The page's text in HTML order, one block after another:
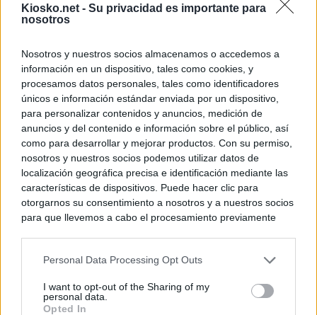
Kiosko.net - Su privacidad es importante para
nosotros
Nosotros y nuestros socios almacenamos o accedemos a
información en un dispositivo, tales como cookies, y
procesamos datos personales, tales como identificadores
únicos e información estándar enviada por un dispositivo,
para personalizar contenidos y anuncios, medición de
anuncios y del contenido e información sobre el público, así
como para desarrollar y mejorar productos. Con su permiso,
nosotros y nuestros socios podemos utilizar datos de
localización geográfica precisa e identificación mediante las
características de dispositivos. Puede hacer clic para
otorgarnos su consentimiento a nosotros y a nuestros socios
para que llevemos a cabo el procesamiento previamente
negar su consentimiento. Tenga en cuenta que algún
de su consentimiento, pero usted tiene el derecho de
rechazar tal procesamiento. Sus preferencias se aplicarán
Personal Data Processing Opt Outs
I want to opt-out of the Sharing of my
personal data.
Opted In